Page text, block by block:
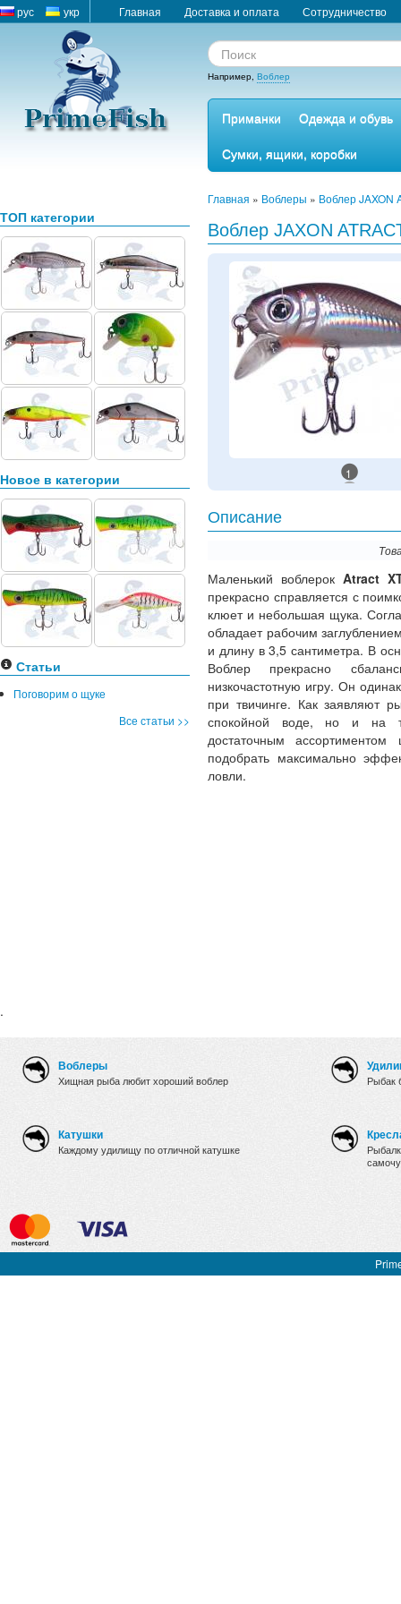
рус укр Главная Доставка и оплата Сотрудничество
Например, Воблер
Приманки
Одежда и обувь
Сумки, ящики, коробки
ТОП категории
Новое в категории
Статьи
Поговорим о щуке
Все статьи >>
.
Главная » Воблеры » Воблер JAXON
Воблер JAXON
1
Описание
Маленький воблерокAtract
прекрасно справляется с
клюет и небольшая щука.
обладает рабочим
и длину в 3,5 сантиметра. В
Воблер прекрасно
низкочастотную игру. Он
при твичинге. Как заявляют
спокойной воде, но и на
достаточным
подобрать максимально
ловли.
Воблеры
Хищная рыба любит хороший воблер
Катушки
Каждому удилищу по отличной катушке
Рыбак